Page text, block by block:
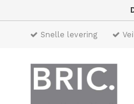
Snelle levering